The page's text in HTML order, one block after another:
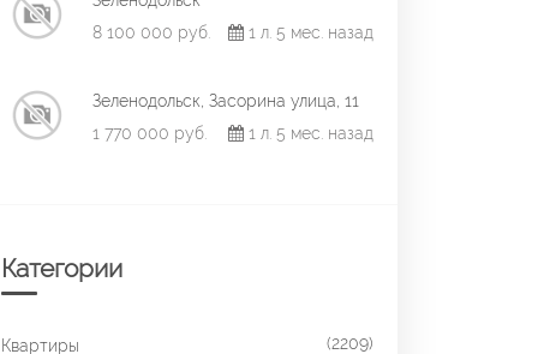
8 100 000 руб.
1 л. 5 мес. назад
Зеленодольск, Засорина улица, 11
1 770 000 руб.
1 л. 5 мес. назад
Категории
Квартиры (2209)